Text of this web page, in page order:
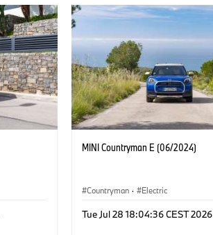
MINI Countryman E (06/2024)
Countryman · Electric
Tue Jul 28 18:04:36 CEST 2026